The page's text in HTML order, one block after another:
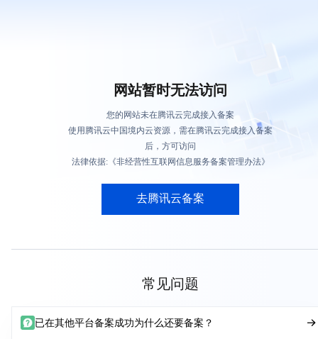
网站暂时无法访问
您的网站未在腾讯云完成接入备案
使用腾讯云中国境内云资源，需在腾讯云完成接入备案
后，方可访问
法律依据:《非经营性互联网信息服务备案管理办法》
去腾讯云备案
常见问题
已在其他平台备案成功为什么还要备案？